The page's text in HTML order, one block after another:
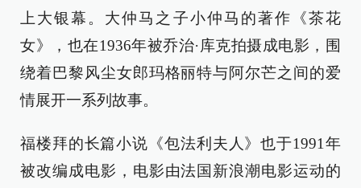
上大银幕。大仲马之子小仲马的著作《茶花
女》，也在1936年被乔治·库克拍摄成电影，围
绕着巴黎风尘女郎玛格丽特与阿尔芒之间的爱
情展开一系列故事。
福楼拜的长篇小说《包法利夫人》也于1991年
被改编成电影，电影由法国新浪潮电影运动的